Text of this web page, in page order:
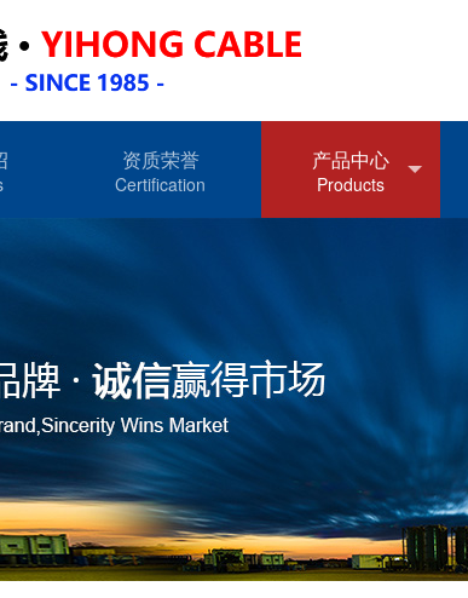
资质荣誉
Certification
产品中心
Products